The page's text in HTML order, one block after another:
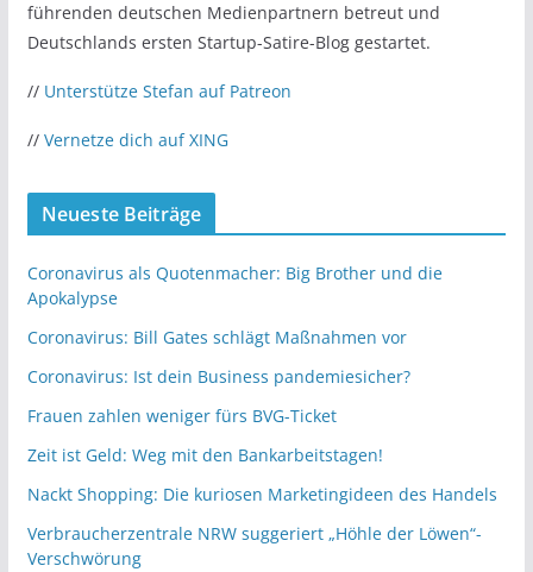
führenden deutschen Medienpartnern betreut und
Deutschlands ersten Startup-Satire-Blog gestartet.
// Unterstütze Stefan auf Patreon
// Vernetze dich auf XING
Neueste Beiträge
Coronavirus als Quotenmacher: Big Brother und die
Apokalypse
Coronavirus: Bill Gates schlägt Maßnahmen vor
Coronavirus: Ist dein Business pandemiesicher?
Frauen zahlen weniger fürs BVG-Ticket
Zeit ist Geld: Weg mit den Bankarbeitstagen!
Nackt Shopping: Die kuriosen Marketingideen des Handels
Verbraucherzentrale NRW suggeriert „Höhle der Löwen“-
Verschwörung